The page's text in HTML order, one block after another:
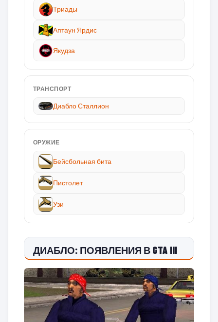
Триады
Аптаун Ярдис
Якудза
ТРАНСПОРТ
Диабло Сталлион
ОРУЖИЕ
Бейсбольная бита
Пистолет
Узи
ДИАБЛО: ПОЯВЛЕНИЯ В GTA III